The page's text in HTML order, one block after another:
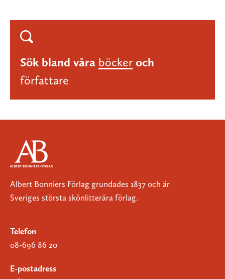
Sök bland våra böcker och
författare
Albert Bonniers Förlag grundades 1837 och är
Sveriges största skönlitterära förlag.
Telefon
08-696 86 20
E-postadress